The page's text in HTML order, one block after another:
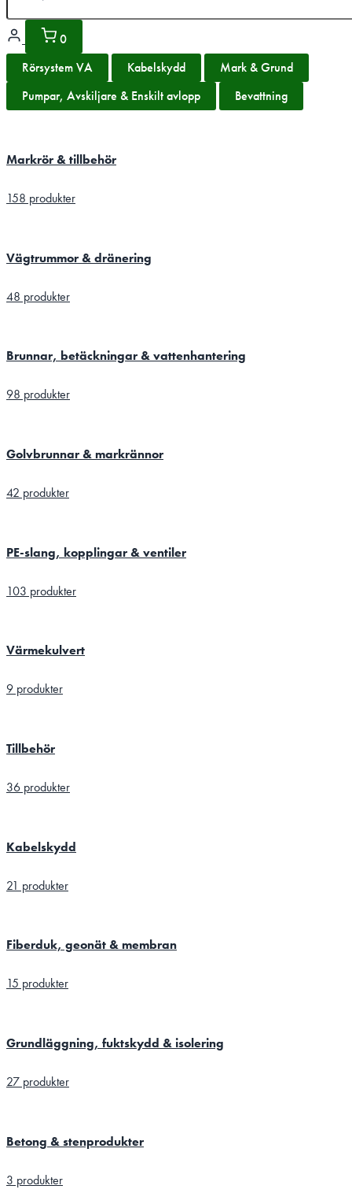
0
Rörsystem VA
Kabelskydd
Mark & Grund
Pumpar, Avskiljare & Enskilt avlopp
Bevattning
Markrör & tillbehör
158 produkter
Vägtrummor & dränering
48 produkter
Brunnar, betäckningar & vattenhantering
98 produkter
Golvbrunnar & markrännor
42 produkter
PE-slang, kopplingar & ventiler
103 produkter
Värmekulvert
9 produkter
Tillbehör
36 produkter
Kabelskydd
21 produkter
Fiberduk, geonät & membran
15 produkter
Grundläggning, fuktskydd & isolering
27 produkter
Betong & stenprodukter
3 produkter